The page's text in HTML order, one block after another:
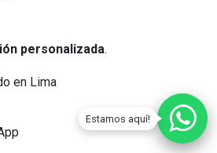
Estamos aquí!
personalizada.
en Lima